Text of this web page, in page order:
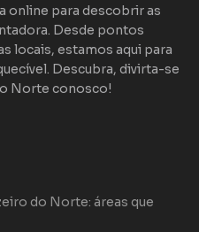
online para descobrir as
Desde pontos
locais, estamos aqui para
Descubra, divirta-se
Norte conosco!
do Norte: áreas que